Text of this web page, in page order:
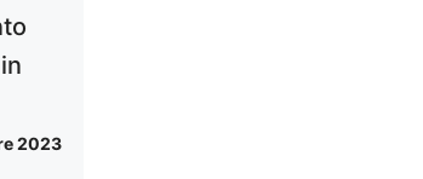
2023